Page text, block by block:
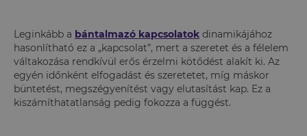
Leginkább a bántalmazó kapcsolatok dinamikájához
hasonlítható ez a „kapcsolat”, mert a szeretet és a félelem
váltakozása rendkívül erős érzelmi kötődést alakít ki. Az
egyén időnként elfogadást és szeretetet, míg máskor
büntetést, megszégyenítést vagy elutasítást kap. Ez a
kiszámíthatatlanság pedig fokozza a függést.